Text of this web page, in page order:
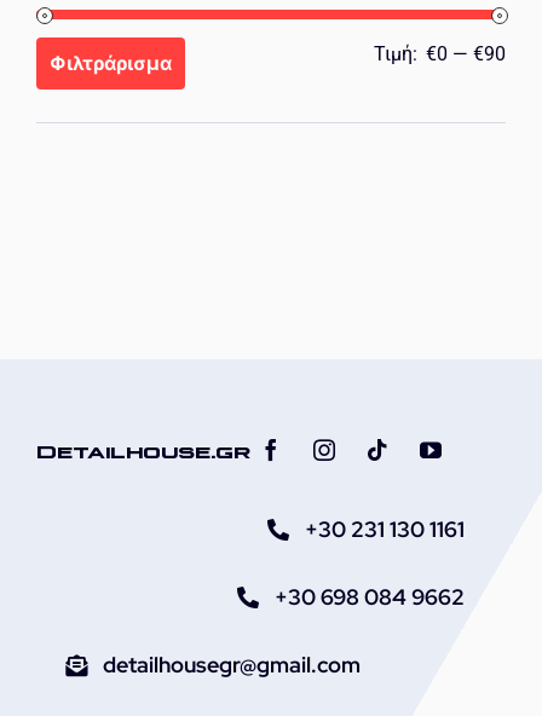
Φιλτράρισμα Τιμή: €0 — €90
Detailhouse.gr
+30 231 130 1161
+30 698 084 9662
detailhousegr@gmail.com